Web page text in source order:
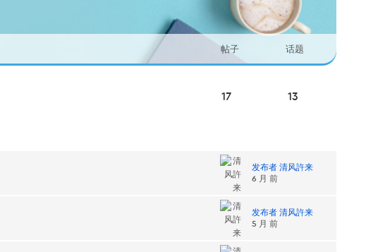
帖子 话题
17 13
发布者 清风許来
6 月 前
发布者 清风許来
5 月 前